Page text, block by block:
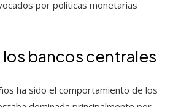
por políticas monetarias
bancos centrales
ha sido el comportamiento de los